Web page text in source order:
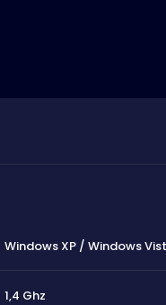
Windows XP / Windows
1,4 Ghz